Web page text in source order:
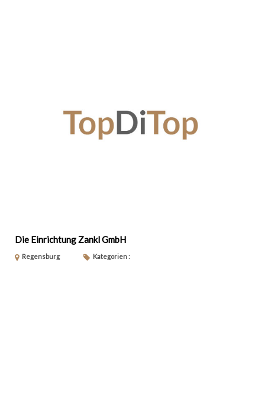
Die Einrichtung Zankl GmbH
Regensburg Kategorien :